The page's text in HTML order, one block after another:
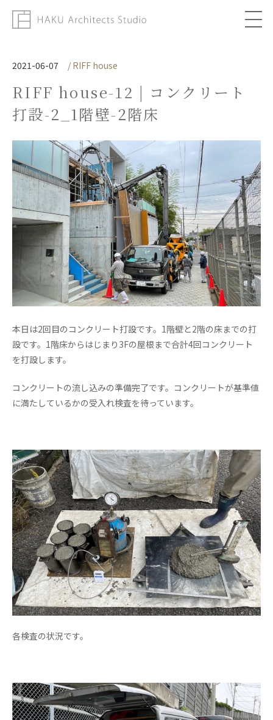
Works
Column
Topics
Contact
2021-06-07 / RIFF house
RIFF house-12 | コンクリート
打設-2_1階壁-2階床
本日は2回目のコンクリート打設です。1階壁と2階の床までの打
設です。1階床からはじまり3Fの屋根まで合計4回コンクリート
を打設します。
コンクリートの流し込みの準備完了です。コンクリートが基準値
に満たしているかの受入れ検査を待っています。
各検査の状況です。